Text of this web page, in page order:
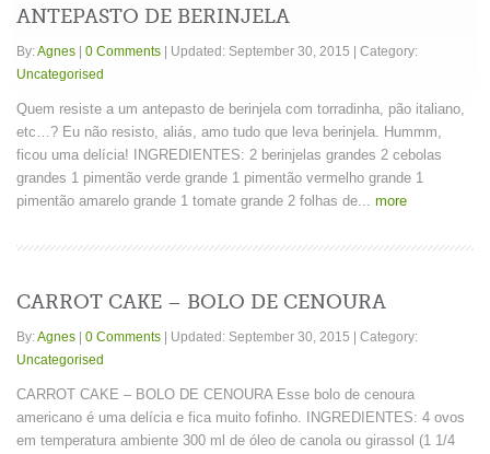
ANTEPASTO DE BERINJELA
By:Agnes 0 Comments Updated: September 30, 2015
Category:
Uncategorised
Quem resiste a um antepasto de berinjela com torradinha, pão italiano,
etc…? Eu não resisto, aliás, amo tudo que leva berinjela. Hummm,
ficou uma delícia! INGREDIENTES: 2 berinjelas grandes 2 cebolas
grandes 1 pimentão verde grande 1 pimentão vermelho grande 1
pimentão amarelo grande 1 tomate grande 2 folhas de...more
CARROT CAKE – BOLO DE CENOURA
By:Agnes 0 Comments Updated: September 30, 2015
Category:
Uncategorised
CARROT CAKE – BOLO DE CENOURA Esse bolo de cenoura
americano é uma delícia e fica muito fofinho. INGREDIENTES: 4 ovos
em temperatura ambiente 300 ml de óleo de canola ou girassol (1 1/4